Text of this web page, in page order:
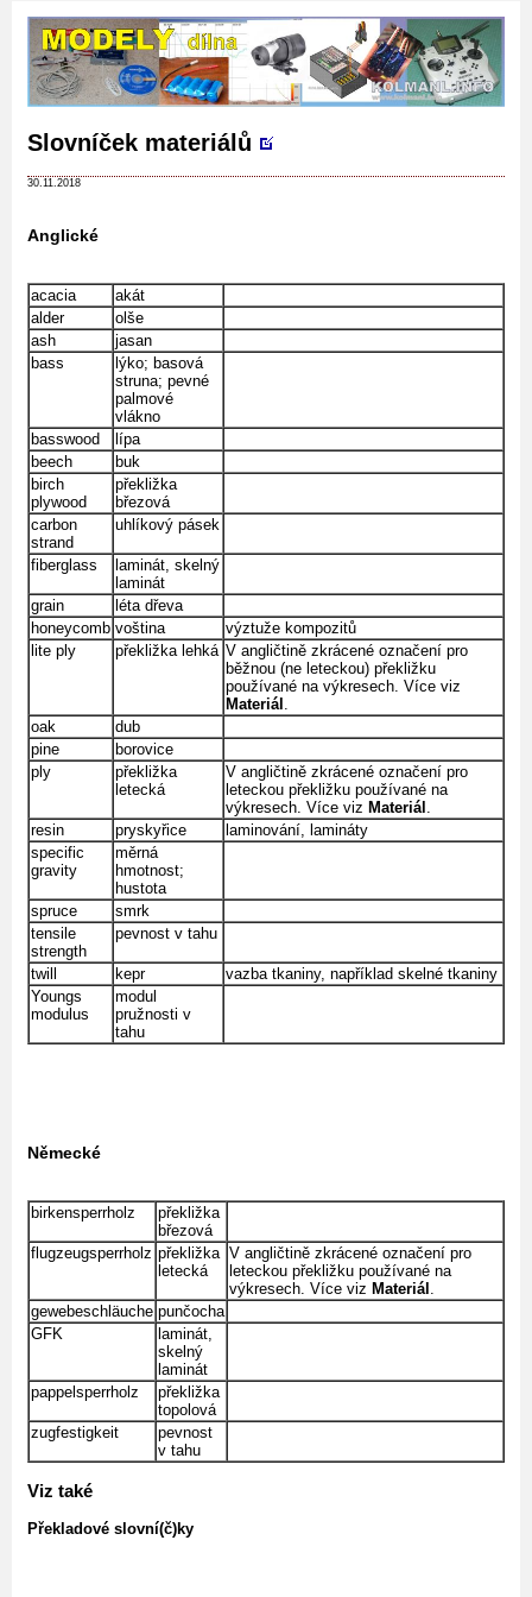
Slovníček materiálů
30.11.2018
Anglické
acacia
akát
alder
olše
ash
jasan
bass
lýko; basová
struna; pevné
palmové
vlákno
basswood
lípa
beech
buk
birch
plywood
překližka
březová
carbon
strand
uhlíkový pásek
fiberglass
laminát, skelný
laminát
grain
léta dřeva
honeycomb voština
výztuže kompozitů
lite ply
překližka lehká V angličtině zkrácené označení pro
běžnou (ne leteckou) překližku
používané na výkresech. Více viz
Materiál
oak
dub
pine
borovice
ply
překližka
letecká
V angličtině zkrácené označení pro
leteckou překližku používané na
výkresech. Více viz Materiál
resin
pryskyřice
laminování, lamináty
specific
gravity
měrná
hmotnost;
hustota
spruce
smrk
tensile
strength
pevnost v tahu
twill kepr
vazba tkaniny, například skelné tkaniny
Youngs
modulus
modul
pružnosti v
tahu
Německé
birkensperrholz
překližka
březová
flugzeugsperrholz překližka
letecká
V angličtině zkrácené označení pro
leteckou překližku používané na
výkresech. Více viz Materiál .
gewebeschläuche punčocha
GFK
laminát,
skelný
laminát
pappelsperrholz
překližka
topolová
zugfestigkeit
pevnost
v tahu
Viz také
Překladové slovní(č)ky